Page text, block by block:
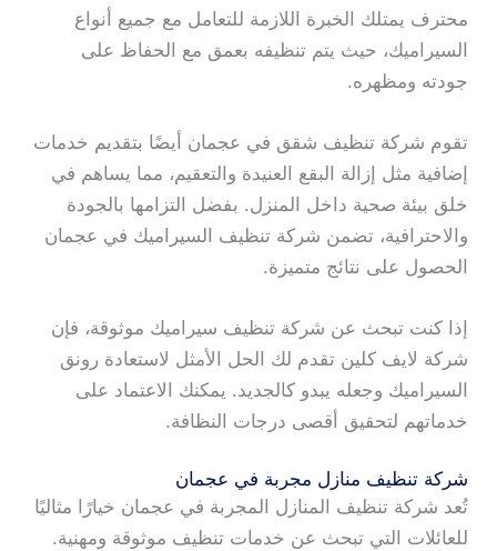
محترف يمتلك الخبرة اللازمة للتعامل مع جميع أنواع
السيراميك، حيث يتم تنظيفه بعمق مع الحفاظ على
جودته ومظهره.
تقوم شركة تنظيف شقق في عجمان أيضًا بتقديم خدمات
إضافية مثل إزالة البقع العنيدة والتعقيم، مما يساهم في
خلق بيئة صحية داخل المنزل. بفضل التزامها بالجودة
والاحترافية، تضمن شركة تنظيف السيراميك في عجمان
الحصول على نتائج متميزة.
إذا كنت تبحث عن شركة تنظيف سيراميك موثوقة، فإن
شركة لايف كلين تقدم لك الحل الأمثل لاستعادة رونق
السيراميك وجعله يبدو كالجديد. يمكنك الاعتماد على
خدماتهم لتحقيق أقصى درجات النظافة.
شركة تنظيف منازل مجربة في عجمان
تُعد شركة تنظيف المنازل المجربة في عجمان خيارًا مثاليًا
للعائلات التي تبحث عن خدمات تنظيف موثوقة ومهنية.